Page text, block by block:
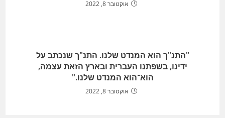
אוקטובר 8, 2022
"התנ"ך הוא המנדט שלנו. התנ"ך שנכתב על
ידינו, בשפתנו העברית ובארץ הזאת עצמה,
הוא־הוא המנדט שלנו."
אוקטובר 8, 2022